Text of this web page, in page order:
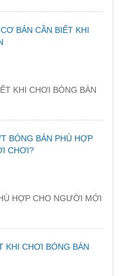
BẢN CẦN BIẾT KHI
KHI CHƠI BÓNG BÀN
BÓNG BÀN PHÙ HỢP
CHƠI?
HỢP CHO NGƯỜI MỚI
KHI CHƠI BÓNG BÀN